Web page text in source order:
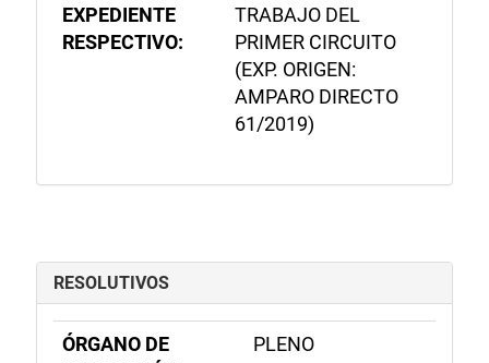
EXPEDIENTE
RESPECTIVO:
TRABAJO DEL
PRIMER CIRCUITO
(EXP. ORIGEN:
AMPARO DIRECTO
61/2019)
RESOLUTIVOS
ÓRGANO DE
PLENO